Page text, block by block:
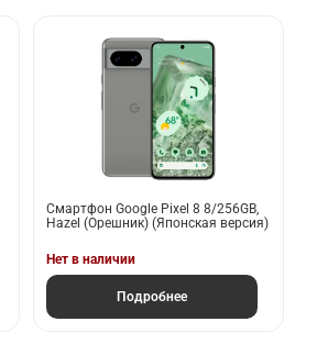
Смартфон Google Pixel 8 8/256GB,
Hazel (Орешник) (Японская версия)
Нет в наличии
Подробнее